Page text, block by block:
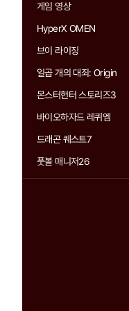
게임 영상
HyperX OMEN
브이 라이징
일곱 개의 대죄: Origin
몬스터헌터 스토리즈3
바이오하자드 레퀴엠
드래곤 퀘스트7
풋볼 매니저26